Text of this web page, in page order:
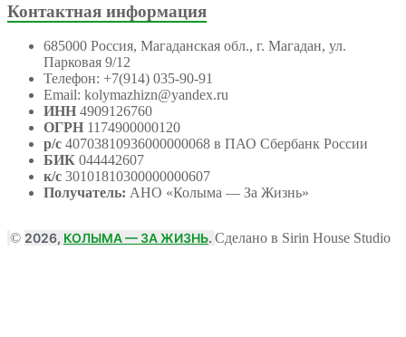
Контактная информация
685000 Россия, Магаданская обл., г. Магадан, ул.
Парковая 9/12
Телефон: +7(914) 035-90-91
Email: kolymazhizn@yandex.ru
ИНН 4909126760
ОГРН 1174900000120
р/с 40703810936000000068 в ПАО Сбербанк России
БИК 044442607
к/с 30101810300000000607
Получатель: АНО «Колыма — За Жизнь»
© 2026, КОЛЫМА — ЗА ЖИЗНЬ. Сделано в Sirin House Studio